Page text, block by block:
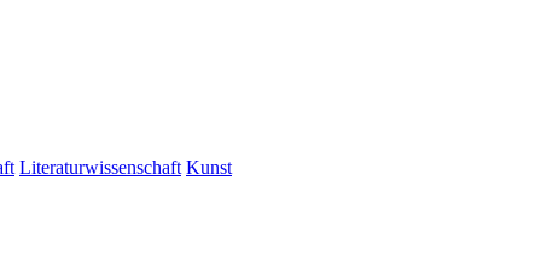
Literaturwissenschaft Kunst